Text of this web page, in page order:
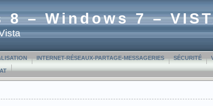
8 – Windows 7 –
INTERNET-RÉSEAUX-PARTAGE-MESSAGERIES SÉCURITÉ